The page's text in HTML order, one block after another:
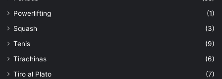
Powerlifting
(1)
Squash
(3)
Tenis
(9)
Tirachinas
(6)
Tiro al Plato
(7)